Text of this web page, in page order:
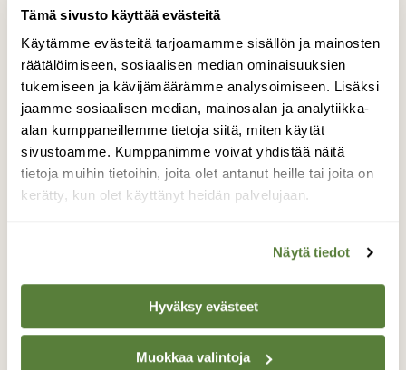
Tämä sivusto käyttää evästeitä
Käytämme evästeitä tarjoamamme sisällön ja mainosten
räätälöimiseen, sosiaalisen median ominaisuuksien
tukemiseen ja kävijämäärämme analysoimiseen. Lisäksi
jaamme sosiaalisen median, mainosalan ja analytiikka-
alan kumppaneillemme tietoja siitä, miten käytät
sivustoamme. Kumppanimme voivat yhdistää näitä
tietoja muihin tietoihin, joita olet antanut heille tai joita on
kerätty, kun olet käyttänyt heidän palvelujaan.
Näytä tiedot
Hyväksy evästeet
Muokkaa valintoja
Historiallinen
Talvi,pakkanen ja virtaava vesi on saanut
aikaiseksi taidetta.
Latokartanonkoski 23.1.2016
TAKAISIN LISTAAN